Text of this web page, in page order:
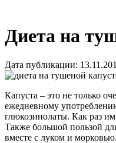
Диета на
Дата публикации:
Капуста – это не только
ежедневному
глюкозинолаты. Как раз
Также большой пользой
вместе с луком и морковью.